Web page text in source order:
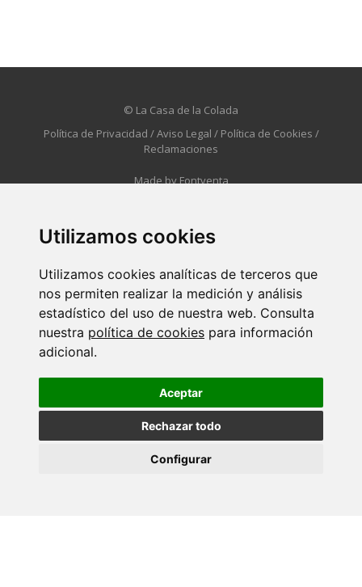
Utilizamos cookies
Utilizamos cookies analíticas de terceros que
nos permiten realizar la medición y análisis
estadístico del uso de nuestra web. Consulta
nuestra política de cookies para información
adicional.
Aceptar
Rechazar todo
Configurar
© La Casa de la Colada
Política de Privacidad /Aviso Legal / Política de Cookies /
Reclamaciones
Made byFontventa